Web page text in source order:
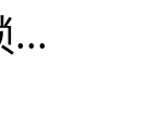
...